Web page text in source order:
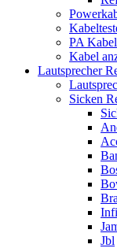
PA Kabel
Kabel
Lautsprecher
Sicken
Jbl